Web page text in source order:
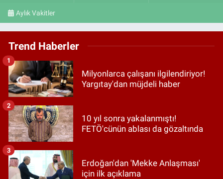
Aylık Vakitler
Trend Haberler
Milyonlarca çalışanı ilgilendiriyor!
Yargıtay'dan müjdeli haber
1
10 yıl sonra yakalanmıştı!
FETÖ'cünün ablası da gözaltında
2
Erdoğan'dan 'Mekke Anlaşması'
için ilk açıklama
3